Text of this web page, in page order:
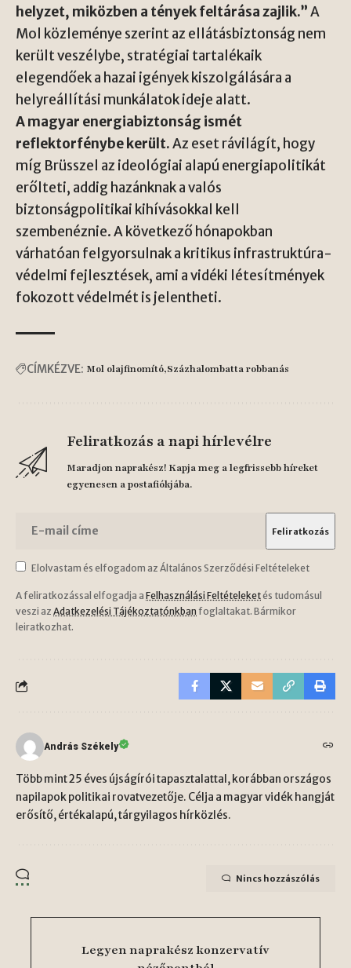
helyzet, miközben a tények feltárása zajlik.”A
Mol közleménye szerint az ellátásbiztonság nem
került veszélybe, stratégiai tartalékaik
elegendőek a hazai igények kiszolgálására a
helyreállítási munkálatok ideje alatt.
A magyar energiabiztonság ismét
reflektorfénybe került.Az eset rávilágít, hogy
míg Brüsszel az ideológiai alapú energiapolitikát
erőlteti, addig hazánknak a valós
biztonságpolitikai kihívásokkal kell
szembenéznie. A következő hónapokban
várhatóan felgyorsulnak a kritikus infrastruktúra-
védelmi fejlesztések, ami a vidéki létesítmények
fokozott védelmét is jelentheti.
CÍMKÉZVE: Mol olajfinomító Százhalombatta robbanás
Feliratkozás a napi hírlevélre
Maradjon naprakész! Kapja meg a legfrissebb híreket
egyenesen a postafiókjába.
Elolvastam és elfogadom az Általános Szerződési Feltételeket
A feliratkozással elfogadja a Felhasználási Feltételeketés tudomásul
veszi az Adatkezelési Tájékoztatónkban foglaltakat. Bármikor
leiratkozhat.
András Székely
Több mint 25 éves újságírói tapasztalattal, korábban országos
napilapok politikai rovatvezetője. Célja a magyar vidék hangját
erősítő, értékalapú, tárgyilagos hírközlés.
Nincs hozzászólás
Legyen naprakész konzervatív